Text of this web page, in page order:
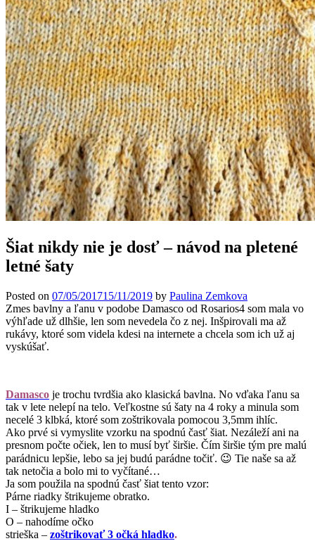
Šiat nikdy nie je dosť – návod na pletené
letné šaty
Posted on 07/05/201715/11/2019 by Paulina Zemkova
Zmes bavlny a ľanu v podobe Damasco od Rosarios4 som mala vo
výhľade už dlhšie, len som nevedela čo z nej. Inšpirovali ma až
rukávy, ktoré som videla kdesi na internete a chcela som ich už aj
vyskúšať.
Damasco je trochu tvrdšia ako klasická bavlna. No vďaka ľanu sa
tak v lete nelepí na telo. Veľkostne sú šaty na 4 roky a minula som
necelé 3 klbká, ktoré som zoštrikovala pomocou 3,5mm ihlíc.
Ako prvé si vymyslite vzorku na spodnú časť šiat. Nezáleží ani na
presnom počte očiek, len to musí byť širšie. Čím širšie tým pre malú
parádnicu lepšie, lebo sa jej budú parádne točiť. 😉 Tie naše sa až
tak netočia a bolo mi to vyčítané…
Ja som použila na spodnú časť šiat tento vzor:
Párne riadky štrikujeme obratko.
I – štrikujeme hladko
O – nahodíme očko
strieška – zoštrikovať 3 očká hladko.